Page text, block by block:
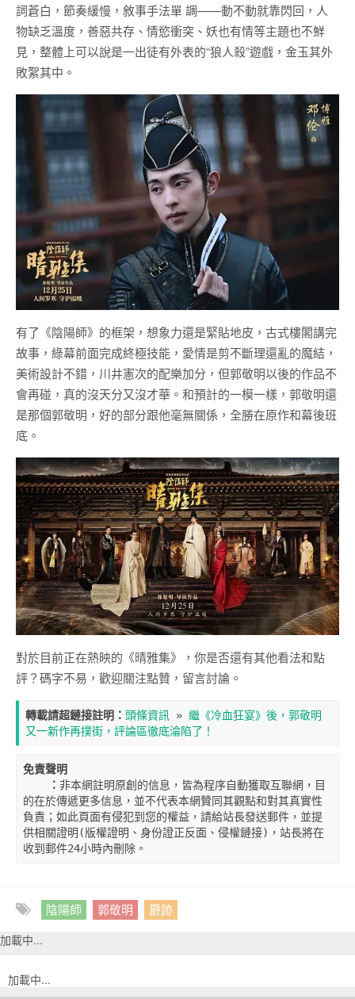
詞蒼白，節奏緩慢，敘事手法單 調——動不動就靠閃回，人
物缺乏溫度，善惡共存、情慾衝突、妖也有情等主題也不鮮
見，整體上可以說是一出徒有外表的“狼人殺”遊戲，金玉其外
敗絮其中。
有了《陰陽師》的框架，想象力還是緊貼地皮，古式樓閣講完
故事，綠幕前面完成終極技能，愛情是剪不斷理還亂的魔結，
美術設計不錯，川井憲次的配樂加分，但郭敬明以後的作品不
會再碰，真的沒天分又沒才華。和預計的一模一樣，郭敬明還
是那個郭敬明，好的部分跟他毫無關係，全勝在原作和幕後班
底。
對於目前正在熱映的《晴雅集》，你是否還有其他看法和點
評？碼字不易，歡迎關注點贊，留言討論。
轉載請超鏈接註明： 頭條資訊 » 繼《冷血狂宴》後，郭敬明
又一新作再撲街，評論區徹底淪陷了！
免責聲明
    ：
非本網註明原創的信息，皆為程序自動獲取互聯網，目
的在於傳遞更多信息，並不代表本網贊同其觀點和對其真實性
負責；如此頁面有侵犯到您的權益，請給站長發送郵件，並提
供相關證明(版權證明、身份證正反面、侵權鏈接)，站長將在
收到郵件24小時內刪除。
陰陽師 郭敬明 爵跡
加載中...
加載中...